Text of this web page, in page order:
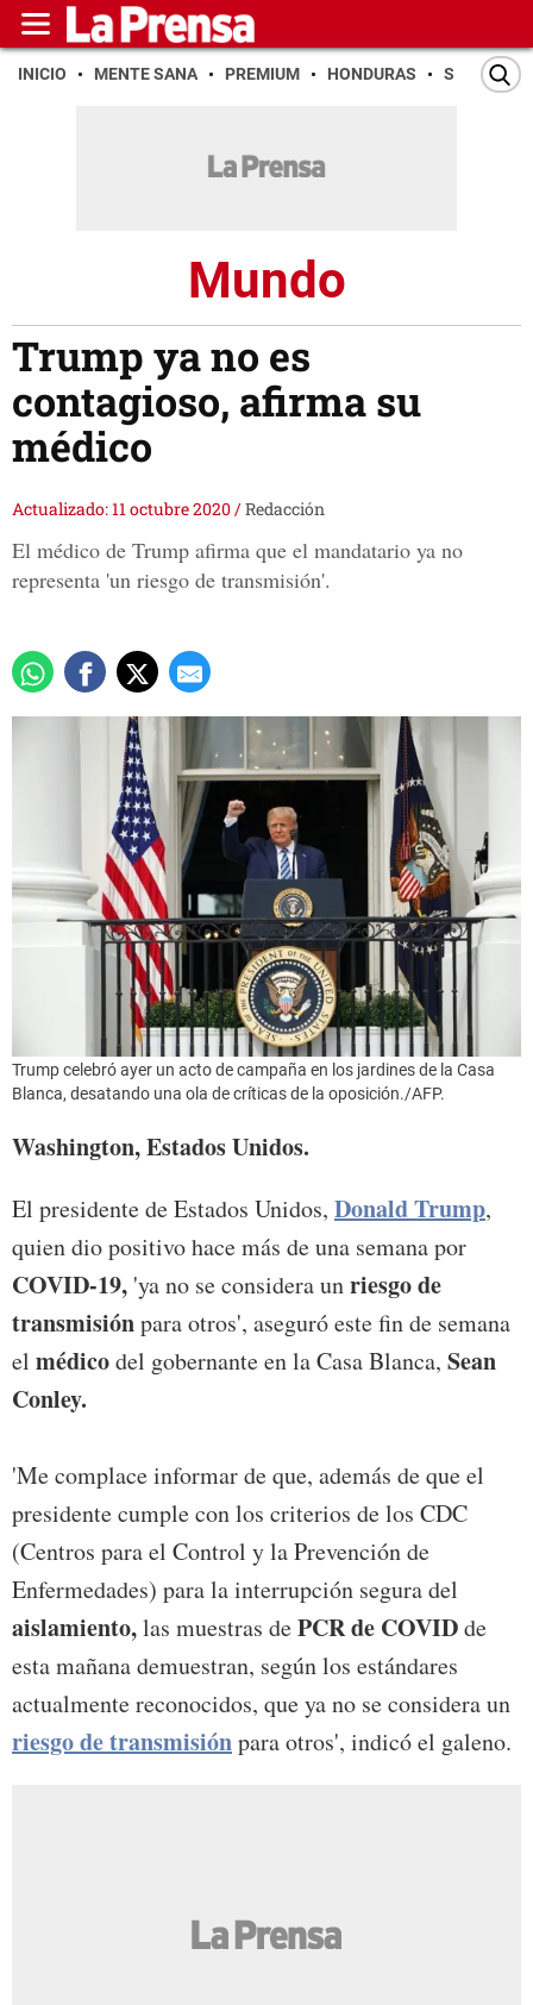
INICIO MENTE SANA PREMIUM HONDURAS SAN PEDRO
Mundo
Trump ya no es
contagioso, afirma su
médico
Actualizado: 11 octubre 2020/Redacción
El médico de Trump afirma que el mandatario ya no
representa 'un riesgo de transmisión'.
Trump celebró ayer un acto de campaña en los jardines de la Casa
Blanca, desatando una ola de críticas de la oposición./AFP.
Washington, Estados Unidos.
El presidente de Estados Unidos, Donald Trump,
quien dio positivo hace más de una semana por
COVID-19, 'ya no se considera unriesgo de
transmisiónpara otros', aseguró este fin de semana
el médicodel gobernante en la Casa Blanca, Sean
Conley.
'Me complace informar de que, además de que el
presidente cumple con los criterios de los CDC
(Centros para el Control y la Prevención de
Enfermedades) para la interrupción segura del
aislamiento,las muestras dePCR de COVIDde
esta mañana demuestran, según los estándares
actualmente reconocidos, que ya no se considera un
riesgo de transmisiónpara otros', indicó el galeno.